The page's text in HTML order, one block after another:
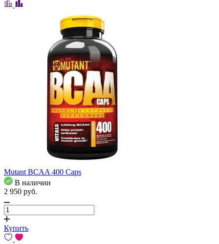
Mutant BCAA 400 Caps
В наличии
2 950 pуб.
Купить